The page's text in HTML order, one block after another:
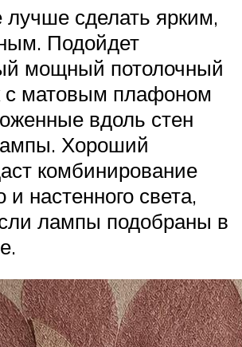
сделать ярким,
Подойдет
мощный потолочный
с матовым плафоном
вдоль стен
Хороший
комбинирование
и настенного света,
лампы подобраны в